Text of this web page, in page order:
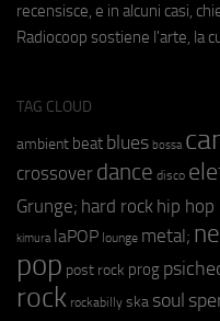
recensisce, e in alcuni casi,
Radiocoop sostiene l'arte, la
TAG CLOUD
ambient beat blues bossa
crossover dance disco
Grunge; hard rock hip hop
kimura laPOP lounge metal;
pop post rock prog
rock rockabilly ska soul